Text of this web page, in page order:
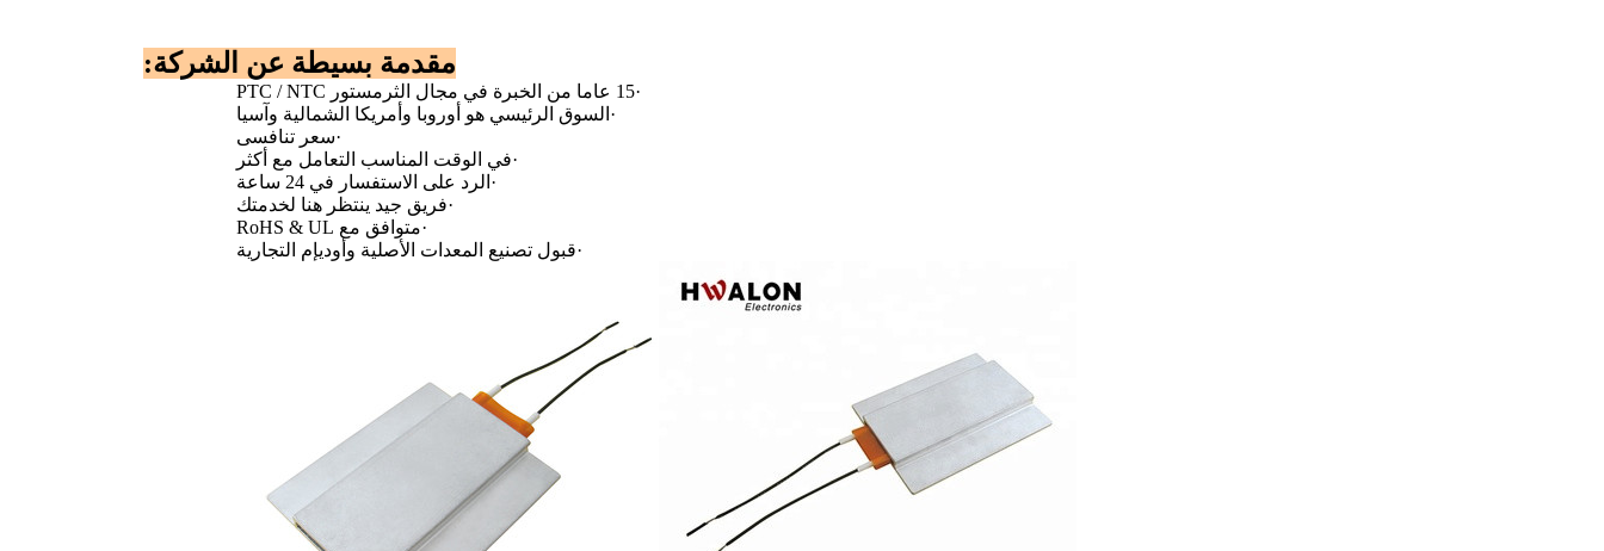
مقدمة بسيطة عن الشركة:
·15 عاما من الخبرة في مجال الثرمستور PTC / NTC
· السوق الرئيسي هو أوروبا وأمريكا الشمالية وآسيا
·سعر تنافسى
·في الوقت المناسب التعامل مع أكثر
· الرد على الاستفسار في 24 ساعة
·فريق جيد ينتظر هنا لخدمتك
·متوافق مع RoHS & UL
·قبول تصنيع المعدات الأصلية وأوديإم التجارية